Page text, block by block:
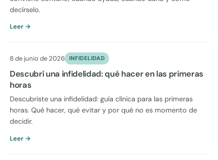
decírselo.
Leer →
8 de junio de 2026 INFIDELIDAD
Descubrí una infidelidad: qué hacer en las primeras
horas
Descubriste una infidelidad: guía clínica para las primeras
horas. Qué hacer, qué evitar y por qué no es momento de
decidir.
Leer →